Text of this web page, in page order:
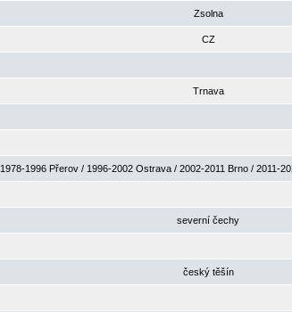
Zsolna
CZ
Trnava
1978-1996 Přerov / 1996-2002 Ostrava / 2002-2011 Brno / 2011-
severní čechy
český těšín